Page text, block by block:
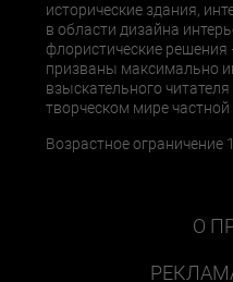
исторические здания,
в области дизайна
флористические
призваны максимально
взыскательного
творческом мире частной
Возрастное ограничение
О